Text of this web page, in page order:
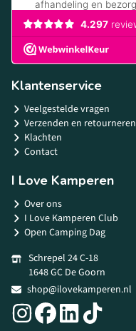
Klantenservice
Veelgestelde vragen
Verzenden en retourneren
Klachten
Contact
I Love Kamperen
Over ons
I Love Kamperen Club
Open Camping Dag
Schrepel 24 C-18
1648 GC De Goorn
shop@ilovekamperen.nl